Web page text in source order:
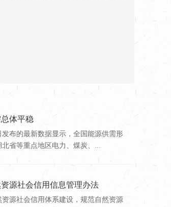
体平稳
发布的最新数据显示，全国能源供需形
省等重点地区电力、煤炭、...
源社会信用信息管理办法
资源社会信用体系建设，规范自然资源